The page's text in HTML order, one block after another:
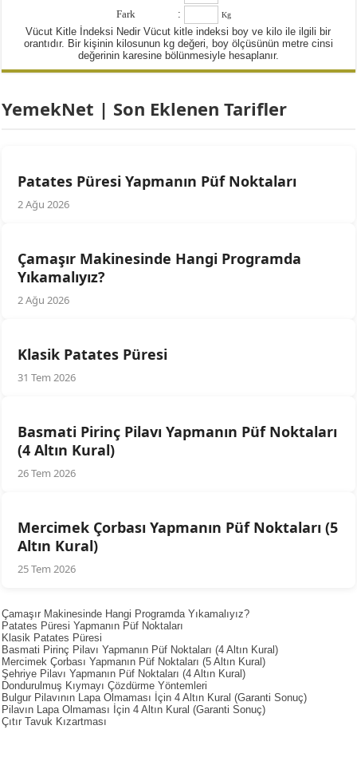
Fark : Kg
Vücut Kitle İndeksi Nedir Vücut kitle indeksi boy ve kilo ile ilgili bir
orantıdır. Bir kişinin kilosunun kg değeri, boy ölçüsünün metre cinsi
değerinin karesine bölünmesiyle hesaplanır.
YemekNet | Son Eklenen Tarifler
Patates Püresi Yapmanın Püf Noktaları
2 Ağu 2026
Çamaşır Makinesinde Hangi Programda
Yıkamalıyız?
2 Ağu 2026
Klasik Patates Püresi
31 Tem 2026
Basmati Pirinç Pilavı Yapmanın Püf Noktaları
(4 Altın Kural)
26 Tem 2026
Mercimek Çorbası Yapmanın Püf Noktaları (5
Altın Kural)
25 Tem 2026
Çamaşır Makinesinde Hangi Programda Yıkamalıyız?
Patates Püresi Yapmanın Püf Noktaları
Klasik Patates Püresi
Basmati Pirinç Pilavı Yapmanın Püf Noktaları (4 Altın Kural)
Mercimek Çorbası Yapmanın Püf Noktaları (5 Altın Kural)
Şehriye Pilavı Yapmanın Püf Noktaları (4 Altın Kural)
Dondurulmuş Kıymayı Çözdürme Yöntemleri
Bulgur Pilavının Lapa Olmaması İçin 4 Altın Kural (Garanti Sonuç)
Pilavın Lapa Olmaması İçin 4 Altın Kural (Garanti Sonuç)
Çıtır Tavuk Kızartması